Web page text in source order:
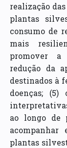
realização
plantas
consumo de
mais
promover a
redução da
destinados à
doenças; (5)
ao longo de
acompanhar
plantas